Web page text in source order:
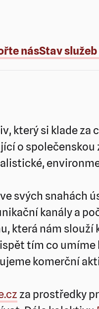
násStav
který si klade
o
svých snahách
kanály a
která nám
tím co
komerční
za prostředky